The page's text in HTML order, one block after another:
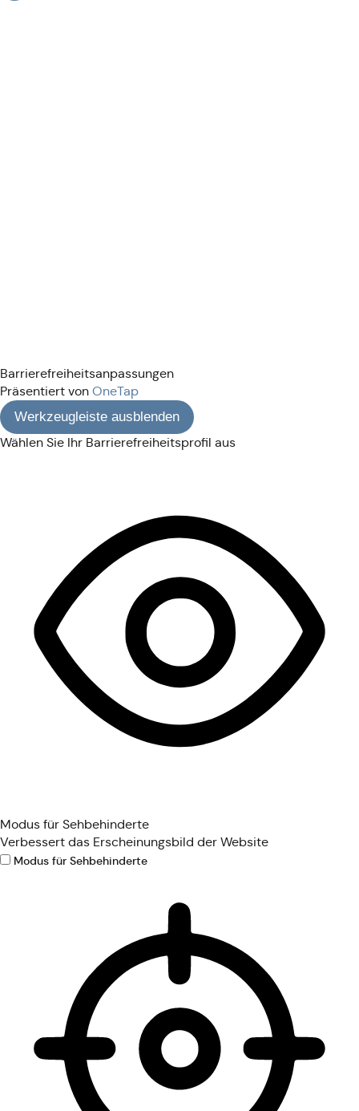
Barrierefreiheitsanpassungen
Präsentiert von OneTap
Werkzeugleiste ausblenden
Wählen Sie Ihr Barrierefreiheitsprofil aus
Modus für Sehbehinderte
Verbessert das Erscheinungsbild der Website
Modus für Sehbehinderte